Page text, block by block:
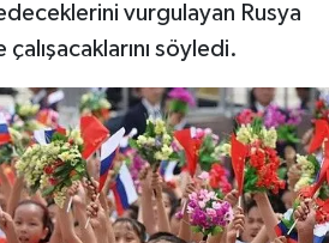
vurgulayan Rusya
söyledi.